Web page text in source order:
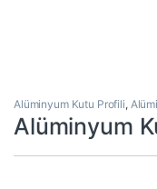
Alüminyum Kutu Profili,
Alüminyum